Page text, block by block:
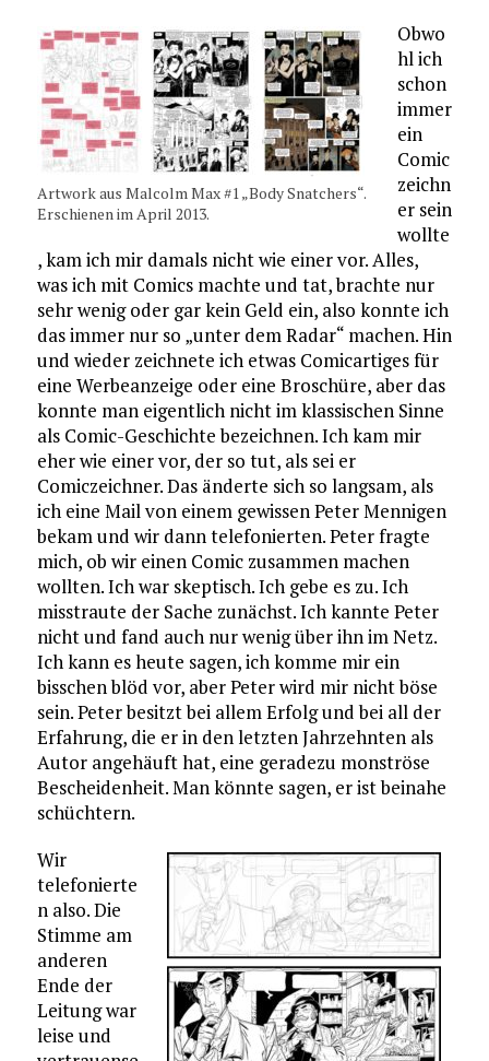
Artwork aus Malcolm Max #1 „Body Snatchers“.
Erschienen im April 2013.
Obwo
hl ich
schon
immer
ein
Comic
zeichn
er sein
wollte
, kam ich mir damals nicht wie einer vor. Alles,
was ich mit Comics machte und tat, brachte nur
sehr wenig oder gar kein Geld ein, also konnte ich
das immer nur so „unter dem Radar“ machen. Hin
und wieder zeichnete ich etwas Comicartiges für
eine Werbeanzeige oder eine Broschüre, aber das
konnte man eigentlich nicht im klassischen Sinne
als Comic-Geschichte bezeichnen. Ich kam mir
eher wie einer vor, der so tut, als sei er
Comiczeichner. Das änderte sich so langsam, als
ich eine Mail von einem gewissen Peter Mennigen
bekam und wir dann telefonierten. Peter fragte
mich, ob wir einen Comic zusammen machen
wollten. Ich war skeptisch. Ich gebe es zu. Ich
misstraute der Sache zunächst. Ich kannte Peter
nicht und fand auch nur wenig über ihn im Netz.
Ich kann es heute sagen, ich komme mir ein
bisschen blöd vor, aber Peter wird mir nicht böse
sein. Peter besitzt bei allem Erfolg und bei all der
Erfahrung, die er in den letzten Jahrzehnten als
Autor angehäuft hat, eine geradezu monströse
Bescheidenheit. Man könnte sagen, er ist beinahe
schüchtern.
Wir
telefonierte
n also. Die
Stimme am
anderen
Ende der
Leitung war
leise und